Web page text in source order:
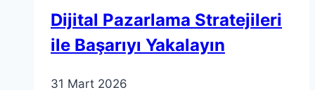
Dijital Pazarlama Stratejileri
ile Başarıyı Yakalayın
31 Mart 2026